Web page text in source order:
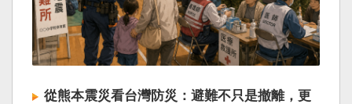
從熊本震災看台灣防災：避難不只是撤離，更